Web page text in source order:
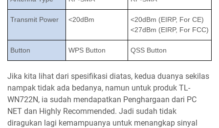
Transmit Power <20dBm
<20dBm (EIRP, For CE)
<27dBm (EIRP, For FCC)
Button WPS Button QSS Button
Jika kita lihat dari spesifikasi diatas, kedua duanya sekilas
nampak tidak ada bedanya, namun untuk produk TL-
WN722N, ia sudah mendapatkan Penghargaan dari PC
NET dan Highly Recommended. Jadi sudah tidak
diragukan lagi kemampuanya untuk menangkap sinyal